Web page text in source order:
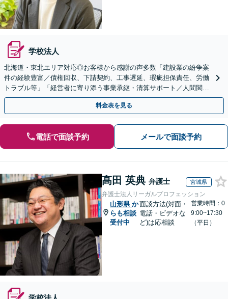
学校法人
北海道・東北エリア対応◎お客様から感謝の声多数「建設業の紛争案
件の経験豊富／債権回収、下請契約、工事遅延、瑕疵担保責任、労働
トラブル等」「経営者に寄り添う事業承継・清算サポート／人間関係
を含め総合的アドバイス」顧問契約／WEB面談／夜間相談
料金表を見る
電話で面談予約 メールで面談予約
髙田 英典 弁護士 宮城県
弁護士法人リーガルプロフェッション
山形県 か
らも相談
受付中
面談方法(対面・
電話・ビデオな
ど)は応相談
営業時間：0
9:00~17:30
（平日）